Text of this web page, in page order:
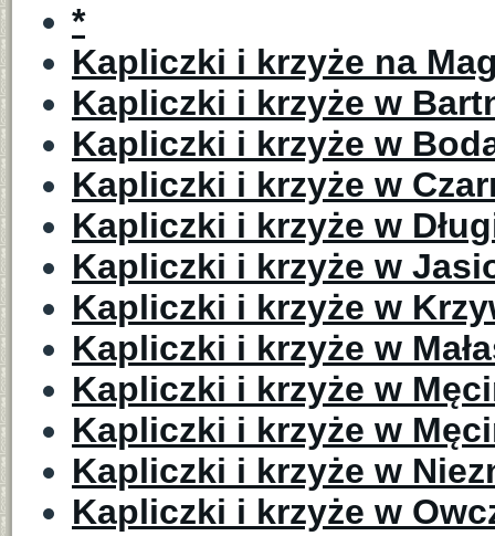
*
Kapliczki i krzyże na
Kapliczki i krzyże w
Kapliczki i krzyże w
Kapliczki i krzyże w
Kapliczki i krzyże w
Kapliczki i krzyże w
Kapliczki i krzyże w
Kapliczki i krzyże w
Kapliczki i krzyże w
Kapliczki i krzyże w
Kapliczki i krzyże w
Kapliczki i krzyże w